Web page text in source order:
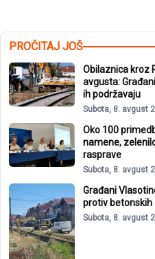
PROČITAJ JOŠ
Obilaznica kroz
avgusta:
ih podržavaju
Subota, 8. avgust
Oko 100
namene,
rasprave
Subota, 8. avgust
Građani
protiv betonskih
Subota, 8. avgust